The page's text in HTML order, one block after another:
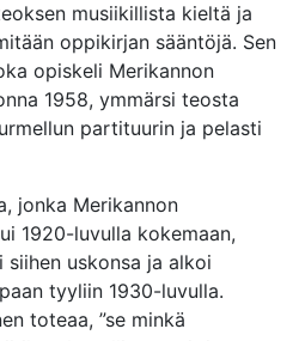
musiikillista kieltä ja
oppikirjan sääntöjä. Sen
opiskeli Merikannon
1958, ymmärsi teosta
partituurin ja pelasti
jonka Merikannon
1920-luvulla kokemaan,
siihen uskonsa ja alkoi
tyyliin 1930-luvulla.
toteaa, ”se minkä